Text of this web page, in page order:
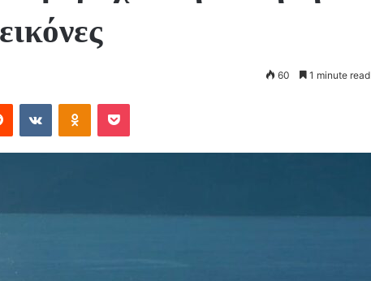
60 1 minute read
Reddit VKontakteOdnoklassniki
Pocket